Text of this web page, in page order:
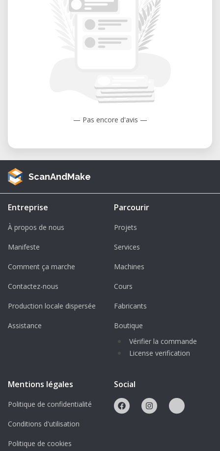
— Pas encore d'avis —
ScanAndMake
Entreprise
À propos de nous
Manifeste
Comment ça marche
Contactez-nous
Production locale dispersée
Assistance
Parcourir
Projets
Services
Machines
Cours
Fabricants
Boutique
Vérifier la commande
License verification
Mentions légales
Politique de confidentialité
Conditions d'utilisation
Politique de cookies
Social